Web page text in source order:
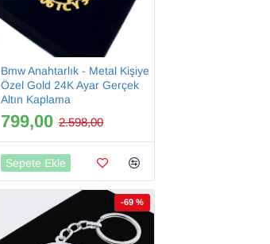
Bmw Anahtarlık - Metal Kişiye
Özel Gold 24K Ayar Gerçek
Altın Kaplama
799,00 2.598,00
Sepete Ekle
-69 %